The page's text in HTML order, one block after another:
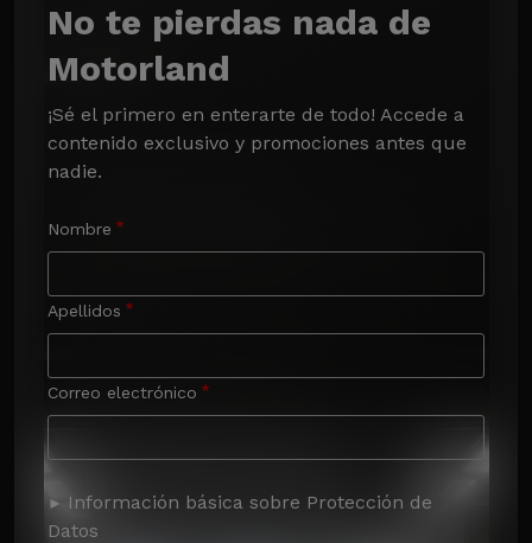
No te pierdas nada de
Motorland
¡Sé el primero en enterarte de todo! Accede a
contenido exclusivo y promociones antes que
nadie.
Nombre
Apellidos
Correo electrónico
Información básica sobre Protección de
Datos